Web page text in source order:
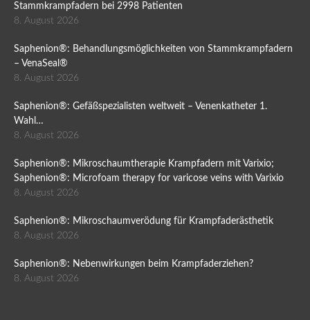
Stammkrampfadern bei 2998 Patienten
8. August 2026
Saphenion®: Behandlungsmöglichkeiten von Stammkrampfadern
– VenaSeal®
8. August 2026
Saphenion®: Gefäßspezialisten weltweit – Venenkatheter 1.
Wahl…
8. August 2026
Saphenion®: Mikroschaumtherapie Krampfadern mit Varixio;
Saphenion®: Microfoam therapy for varicose veins with Varixio
8. August 2026
Saphenion®: Mikroschaumverödung für Krampfaderästhetik
8. August 2026
Saphenion®: Nebenwirkungen beim Krampfaderziehen?
8. August 2026